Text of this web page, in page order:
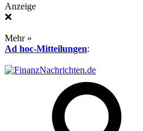
Anzeige
❌
Mehr »
Ad hoc-Mitteilungen: